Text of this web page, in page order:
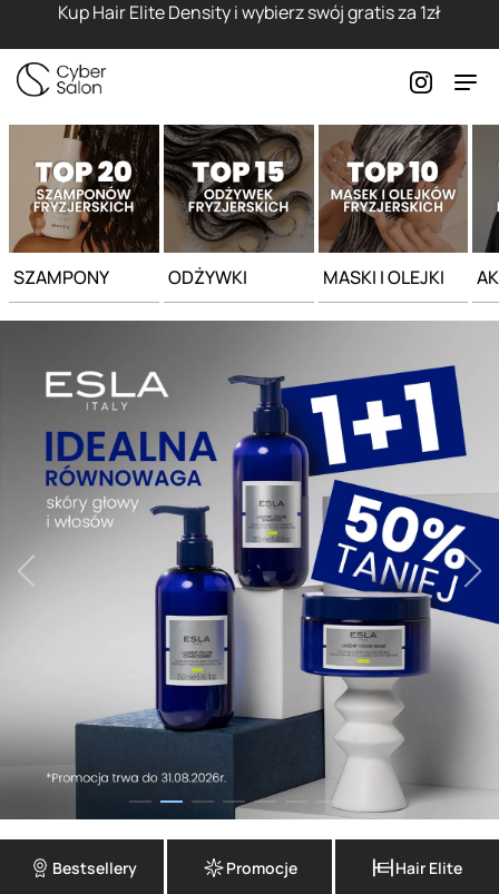
Kup Hair Elite Density i wybierz swój gratis za 1zł
SZAMPONY ODŻYWKI MASKI I OLEJKI
Bestsellery Promocje Hair Elite
Strona główna - Cyber Salon